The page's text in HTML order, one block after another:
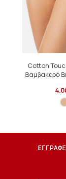
Cotton
Βαμβακερό